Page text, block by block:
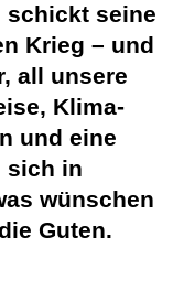
schickt seine
Krieg – und
all unsere
Klima-
und eine
sich in
wünschen
Guten.